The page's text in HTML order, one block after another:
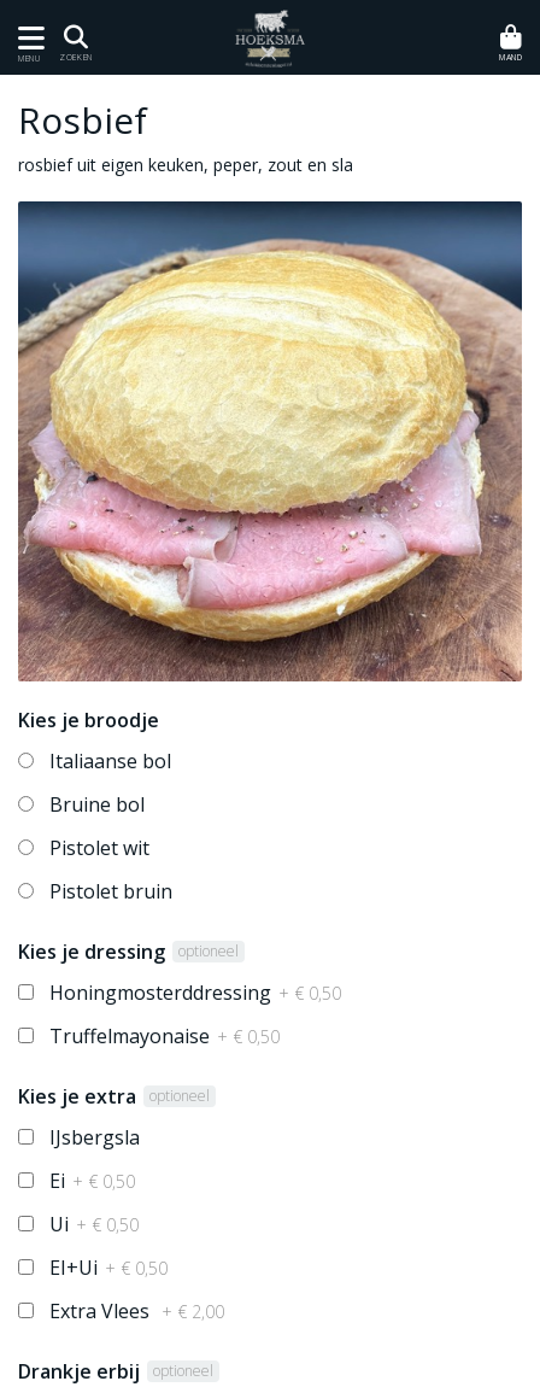
MENU ZOEKEN MAND
Rosbief
rosbief uit eigen keuken, peper, zout en sla
Kies je broodje
Italiaanse bol
Bruine bol
Pistolet wit
Pistolet bruin
Kies je dressing optioneel
Honingmosterddressing + € 0,50
Truffelmayonaise + € 0,50
Kies je extra optioneel
IJsbergsla
Ei + € 0,50
Ui + € 0,50
EI+Ui + € 0,50
Extra Vlees + € 2,00
Drankje erbij optioneel